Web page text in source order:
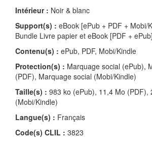
Intérieur : Noir & blanc
Support(s) : eBook [ePub + PDF + Mobi/
Bundle Livre papier et eBook [PDF + ePub]
Contenu(s) : ePub, PDF, Mobi/Kindle
Protection(s) : Marquage social (ePub),
(PDF), Marquage social (Mobi/Kindle)
Taille(s) : 983 ko (ePub), 11,4 Mo (PDF),
(Mobi/Kindle)
Langue(s) : Français
Code(s) CLIL : 3823